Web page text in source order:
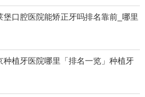
堡口腔医院能矫正牙吗排名靠前_哪里
种植牙医院哪里「排名一览」种植牙